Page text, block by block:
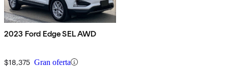
2023 Ford Edge SEL AWD
$18,375 Gran oferta